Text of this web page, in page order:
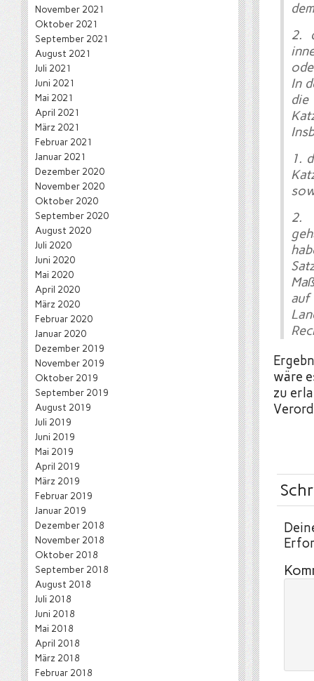
2.
In
1.
2.
wäre
zu
November 2021
Oktober 2021
September 2021
August 2021
Juli 2021
Juni 2021
Mai 2021
April 2021
März 2021
Februar 2021
Januar 2021
Dezember 2020
November 2020
Oktober 2020
September 2020
August 2020
Juli 2020
Juni 2020
Mai 2020
April 2020
März 2020
Februar 2020
Januar 2020
Dezember 2019
November 2019
Oktober 2019
September 2019
August 2019
Juli 2019
Juni 2019
Mai 2019
April 2019
März 2019
Februar 2019
Januar 2019
Dezember 2018
November 2018
Oktober 2018
September 2018
August 2018
Juli 2018
Juni 2018
Mai 2018
April 2018
März 2018
Februar 2018